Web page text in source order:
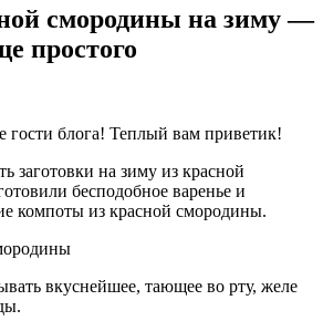
смородины на зиму —
простого
гости блога! Теплый вам приветик!
заготовки на зиму из красной
бесподобное варенье и
компоты из красной смородины.
вкуснейшее, тающее во рту, желе